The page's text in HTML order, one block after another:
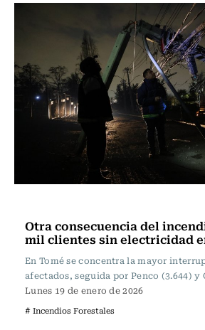
Otra consecuencia del
mil clientes sin electricidad
En Tomé se concentra la mayor
afectados, seguida por Penco (3.644) y
Lunes 19 de enero de 2026
# Incendios Forestales